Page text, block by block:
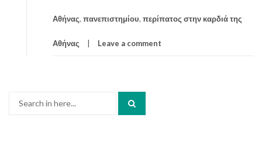
Αθήνας, πανεπιστημίου, περίπατος στην καρδιά της
Αθήνας Leave a comment